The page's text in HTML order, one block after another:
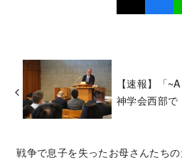
【速報】「
神学会西部で
戦争で息子を失ったお母さんたち